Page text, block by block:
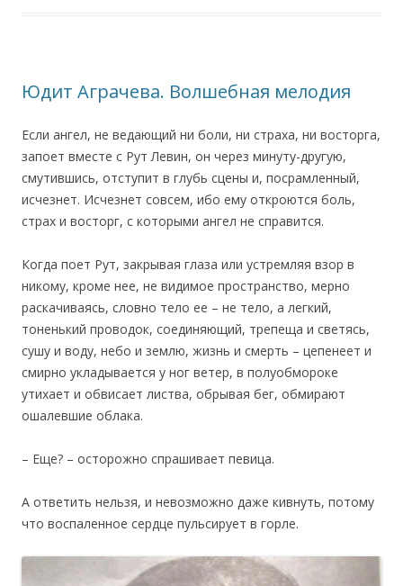
Юдит Аграчева. Волшебная мелодия
Если ангел, не ведающий ни боли, ни страха, ни восторга,
запоет вместе с Рут Левин, он через минуту-другую,
смутившись, отступит в глубь сцены и, посрамленный,
исчезнет. Исчезнет совсем, ибо ему откроются боль,
страх и восторг, с которыми ангел не справится.
Когда поет Рут, закрывая глаза или устремляя взор в
никому, кроме нее, не видимое пространство, мерно
раскачиваясь, словно тело ее – не тело, а легкий,
тоненький проводок, соединяющий, трепеща и светясь,
сушу и воду, небо и землю, жизнь и смерть – цепенеет и
смирно укладывается у ног ветер, в полуобмороке
утихает и обвисает листва, обрывая бег, обмирают
ошалевшие облака.
– Еще? – осторожно спрашивает певица.
А ответить нельзя, и невозможно даже кивнуть, потому
что воспаленное сердце пульсирует в горле.